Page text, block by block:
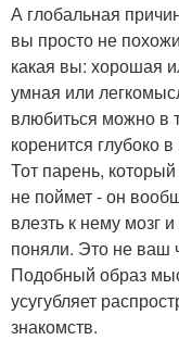
А глобальная
вы просто не
какая вы: хорошая
умная или
влюбиться можно в
коренится глубоко
Тот парень,
не поймет - он
влезть к нему мозг
поняли. Это не ваш
Подобный образ
усугубляет
знакомств.